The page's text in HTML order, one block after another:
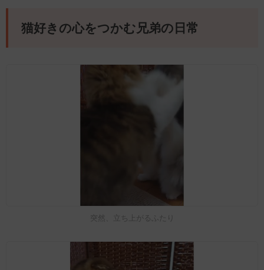
猫好きの心をつかむ兄弟の日常
突然、立ち上がるふたり